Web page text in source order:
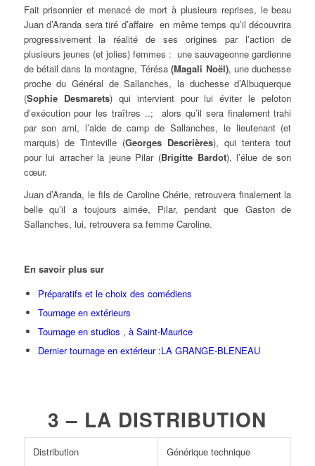
Fait prisonnier et menacé de mort à plusieurs reprises, le beau
Juan d’Aranda sera tiré d’affaire en même temps qu’il découvrira
progressivement la réalité de ses origines par l’action de
plusieurs jeunes (et jolies) femmes : une sauvageonne gardienne
de bétail dans la montagne, Térésa(Magali Noël), une duchesse
proche du Général de Sallanches, la duchesse d’Albuquerque
(Sophie Desmarets) qui intervient pour lui éviter le peloton
d’exécution pour les traîtres ..; alors qu’il sera finalement trahi
par son ami, l’aide de camp de Sallanches, le lieutenant (et
marquis) de Tinteville (Georges Descrières), qui tentera tout
pour lui arracher la jeune Pilar (Brigitte Bardot), l’élue de son
cœur.
Juan d’Aranda, le fils de Caroline Chérie, retrouvera finalement la
belle qu’il a toujours aimée, Pilar, pendant que Gaston de
Sallanches, lui, retrouvera sa femme Caroline.
En savoir plus sur
Préparatifs et le choix des comédiens
Tournage en extérieurs
Tournage en studios , à Saint-Maurice
Dernier tournage en extérieur :LA GRANGE-BLENEAU
3 – LA DISTRIBUTION
Distribution
Générique technique